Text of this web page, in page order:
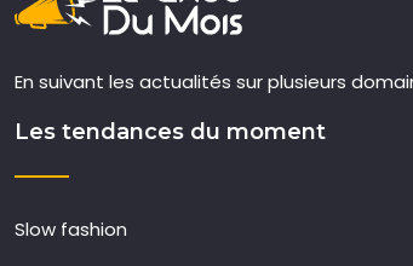
En suivant les actualités sur plusieurs
Les tendances du moment
Slow fashion